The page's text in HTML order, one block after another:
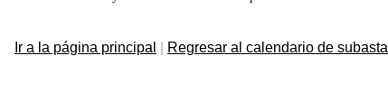
Ir a la página principal Regresar al calendario de